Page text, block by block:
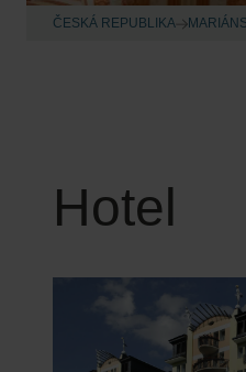
ČESKÁ REPUBLIKA
Hotel